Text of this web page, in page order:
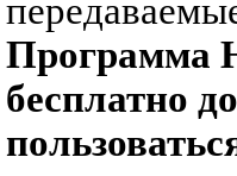
Программа
бесплатно